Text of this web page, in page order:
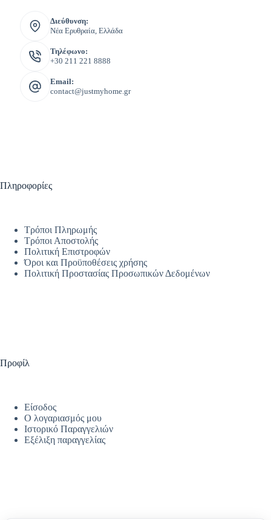
Διεύθυνση:
Νέα Ερυθραία, Ελλάδα
Τηλέφωνο:
+30 211 221 8888
Email:
contact@justmyhome.gr
Πληροφορίες
Τρόποι Πληρωμής
Τρόποι Αποστολής
Πολιτική Επιστροφών
Όροι και Προϋποθέσεις χρήσης
Πολιτική Προστασίας Προσωπικών Δεδομένων
Προφίλ
Είσοδος
Ο λογαριασμός μου
Ιστορικό Παραγγελιών
Εξέλιξη παραγγελίας